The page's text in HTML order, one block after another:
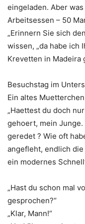
eingeladen. Aber
Arbeitsessen – 50
„Erinnern Sie sich
wissen, „da habe ich
Krevetten in Madeira
Besuchstag im
Ein altes
„Haettest du doch
gehoert, mein
geredet ? Wie oft
angefleht, endlich
ein modernes
„Hast du schon mal
gesprochen?“
„Klar, Mann!“